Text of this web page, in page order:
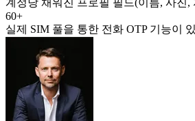
계정당 채워진 프로필 필드(이름, 사진,
60+
실제 SIM 풀을 통한 전화 OTP 기능이